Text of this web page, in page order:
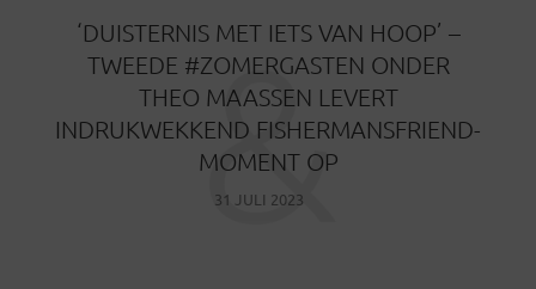
‘DUISTERNIS MET IETS VAN HOOP’ –
TWEEDE #ZOMERGASTEN ONDER
THEO MAASSEN LEVERT
INDRUKWEKKEND FISHERMANSFRIEND-
MOMENT OP
31 JULI 2023
&